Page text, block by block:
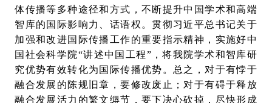
体传播等多种途径和方式，不断提升中国学术和高端
智库的国际影响力、话语权。贯彻习近平总书记关于
加强和改进国际传播工作的重要指示精神，实施好中
国社会科学院“讲述中国工程”，将我院学术和智库研
究优势有效转化为国际传播优势。总之，对于有悖于
融合发展的陈规旧章，要修改废止；对于有碍于释放
融合发展活力的繁文缛节，要下决心砍掉，尽快形成